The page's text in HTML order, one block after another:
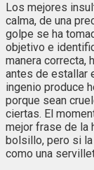
Los mejores
calma, de una
golpe se ha
objetivo e
manera correcta,
antes de estallar
ingenio produce
porque sean
ciertas. El
mejor frase de la
bolsillo, pero si
como una